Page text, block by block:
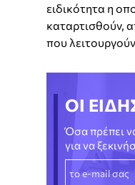
ειδικότητα η
καταρτισθούν,
που
ΟΙ
Όσα πρέπει
για να